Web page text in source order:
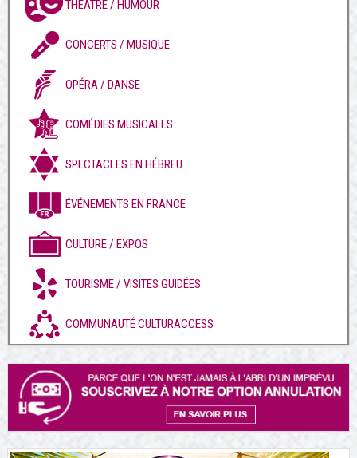
THÉÂTRE / HUMOUR
CONCERTS / MUSIQUE
OPÉRA / DANSE
COMÉDIES MUSICALES
SPECTACLES EN HÉBREU
ÉVÉNEMENTS EN FRANCE
CULTURE / EXPOS
TOURISME / VISITES GUIDÉES
COMMUNAUTÉ CULTURACCESS